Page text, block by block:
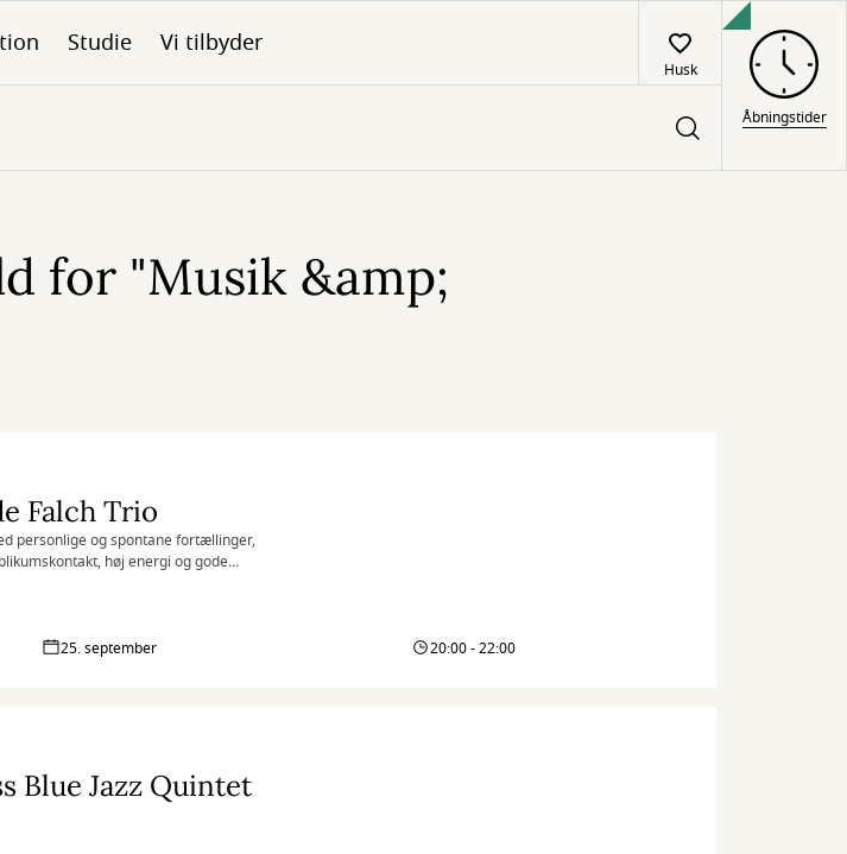
Studie Vi tilbyder
Husk
Åbningstider
for "Musik &amp;
Falch Trio
personlige og spontane fortællinger,
høj energi og gode
25. september 20:00 - 22:00
Blue Jazz Quintet